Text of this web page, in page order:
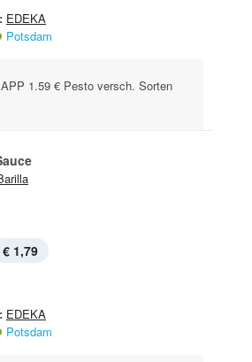
EDEKA
Potsdam
1.59 € Pesto versch. Sorten
€ 1,79
EDEKA
Potsdam